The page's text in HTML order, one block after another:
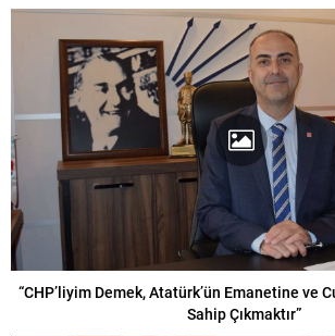
“CHP’liyim Demek, Atatürk’ün Emanetine ve
Sahip Çıkmaktır”